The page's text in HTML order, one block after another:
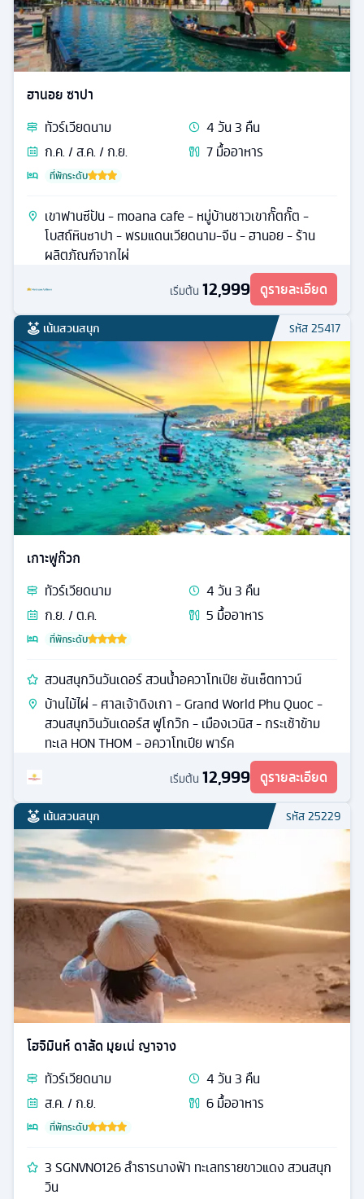
ฮานอย ซาปา
ทัวร์เวียดนาม 4วัน3 คืน
ก.ค. / ส.ค. / ก.ย.
7มื้ออาหาร
ที่พักระดับ
เขาฟานซีปัน - moana cafe - หมู่บ้านชาวเขากั๊ตกั๊ต -
โบสถ์หินซาปา - พรมแดนเวียดนาม-จีน - ฮานอย - ร้าน
ผลิตภัณฑ์จากไผ่
เริ่มต้น 12,999 ดูรายละเอียด
เน้นสวนสนุก รหัส25417
เกาะฟูก๊วก
ทัวร์เวียดนาม 4วัน3 คืน
ก.ย. / ต.ค.
5 มื้ออาหาร
ที่พักระดับ
สวนสนุกวินวันเดอร์ สวนน้ำอควาโทเปีย ซันเซ็ตทาวน์
บ้านไม้ไผ่ - ศาลเจ้าดิงเกา - Grand World Phu Quoc -
สวนสนุกวินวันเดอร์ส ฟูโกว๊ก - เมืองเวนิส - กระเช้าข้าม
ทะเล HON THOM - อควาโทเปีย พาร์ค
เริ่มต้น 12,999 ดูรายละเอียด
เน้นสวนสนุก รหัส25229
โฮจิมินห์ ดาลัด มุยเน่ ญาจาง
ทัวร์เวียดนาม 4วัน3 คืน
ส.ค. / ก.ย.
6มื้ออาหาร
ที่พักระดับ
3 SGNVN0126 ลำธารนางฟ้า ทะเลทรายขาวแดง สวนสนุก
วิน